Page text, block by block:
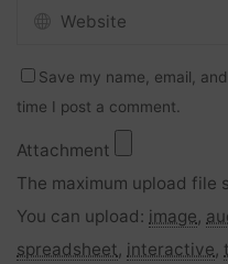
Save my name, email,
time I post a comment.
Attachment
The maximum upload file
You can upload: image,
spreadsheet, interactive,